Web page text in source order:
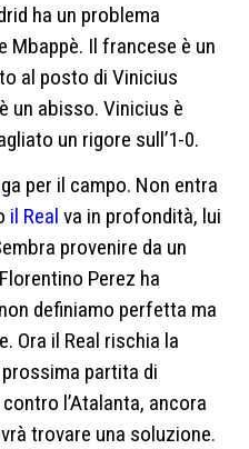
ha un problema
Mbappè. Il francese è un
al posto di Vinicius
un abisso. Vinicius è
un rigore sull’1-0.
per il campo. Non entra
il Real va in profondità, lui
provenire da un
Perez ha
definiamo perfetta ma
Ora il Real rischia la
partita di
l’Atalanta, ancora
trovare una soluzione.